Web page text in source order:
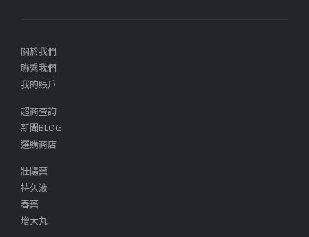
關於我們
聯繫我們
我的賬戶
超商查詢
新聞BLOG
選購商店
壯陽藥
持久液
春藥
增大丸